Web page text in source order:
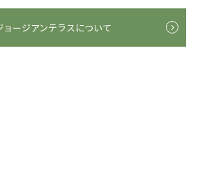
ョージアンテラスについて